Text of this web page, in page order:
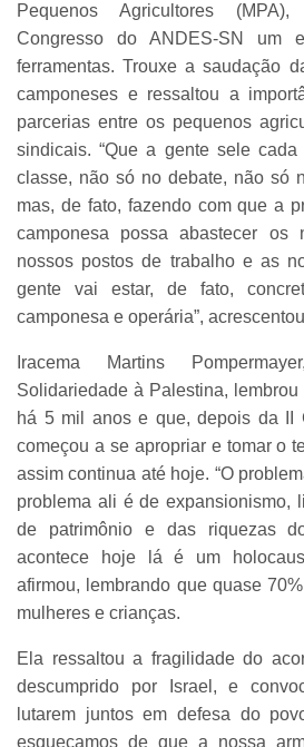
Pequenos Agricultores
Congresso do ANDES-SN um
ferramentas. Trouxe a saudação
camponeses e ressaltou a
parcerias entre os pequenos
sindicais. “Que a gente sele
classe, não só no debate, não só
mas, de fato, fazendo com que a
camponesa possa abastecer os
nossos postos de trabalho e as
gente vai estar, de fato,
camponesa e operária”,
Iracema Martins
Solidariedade à Palestina,
há 5 mil anos e que, depois da II
começou a se apropriar e tomar o
assim continua até hoje. “O
problema ali é de expansionismo,
de patrimônio e das riquezas
acontece hoje lá é um
afirmou, lembrando que quase
mulheres e crianças.
Ela ressaltou a fragilidade do
descumprido por Israel, e
lutarem juntos em defesa do
esqueçamos de que a nossa